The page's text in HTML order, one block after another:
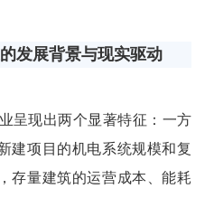
发展背景与现实驱动
呈现出两个显著特征：一方
建项目的机电系统规模和复
存量建筑的运营成本、能耗